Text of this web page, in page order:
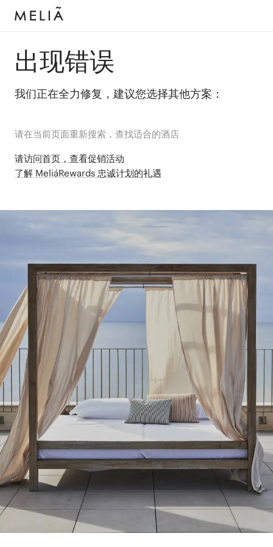
出现错误
我们正在全力修复，建议您选择其他方案：
请在当前页面重新搜索，查找适合的酒店
请访问首页，查看促销活动
了解 MeliáRewards 忠诚计划的礼遇